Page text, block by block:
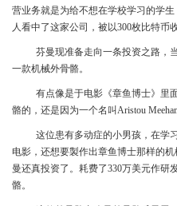
营业务就是为给不想在学校学习的学
人看中了这家公司，被以300枚比特币
芬曼现准备走向一条投资之路，
一款机械外骨骼。
有点像是于电影《章鱼博士》里
骼的，还是因为一个名叫Aristou
这位患有多动症的小男孩，在学
电影，还想要製作出章鱼博士那样的
曼还真投资了。耗费了330万美元作研
骼。